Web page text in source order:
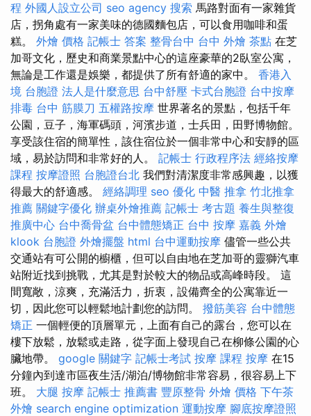
程 外國人設立公司 seo agency 搜索 馬路對面有一家雜貨
店，拐角處有一家美味的德國麵包店，可以食用咖啡和蛋
糕。 外燴 價格 記帳士 答案 整骨台中 台中 外燴 茶點 在芝
加哥文化，歷史和商業景點中心的這座豪華的2臥室公寓，
無論是工作還是娛樂，都提供了所有舒適的家中。 香港入
境 台胞證 法人是什麼意思 台中舒壓 卡式台胞證 台中按摩
排毒 台中 筋膜刀 五權路按摩 世界著名的景點，包括千年
公園，豆子，海軍碼頭，河濱步道，士兵田，田野博物館。
享受該住宿的簡單性，該住宿位於一個非常中心和安靜的區
域，易於訪問和非常好的人。 記帳士 行政程序法 經絡按摩
課程 按摩證照 台胞證台北 我們對清潔度非常感興趣，以獲
得最大的舒適感。 經絡調理 seo 優化 中醫 推拿 竹北推拿
推薦 關鍵字優化 辦桌外燴推薦 記帳士 考古題 養生與整復
推廣中心 台中喬骨盆 台中體態矯正 台中 按摩 嘉義 外燴
klook 台胞證 外燴擺盤 html 台中運動按摩 儘管一些公共
交通站有可公開的櫥櫃，但可以自由地在芝加哥的靈獅汽車
站附近找到挑戰，尤其是對於較大的物品或高峰時段。 這
間寬敞，涼爽，充滿活力，折衷，設備齊全的公寓靠近一
切，因此您可以輕鬆地計劃您的訪問。 撥筋美容 台中體態
矯正 一個輕便的頂層單元，上面有自己的露台，您可以在
樓下放鬆，放鬆或走路，從字面上發現自己在柳條公園的心
臟地帶。 google 關鍵字 記帳士考試 按摩 課程 按摩 在15
分鐘內到達市區夜生活/湖泊/博物館非常容易，很容易上下
班。 大腿 按摩 記帳士 推薦書 豐原整骨 外燴 價格 下午茶
外燴 search engine optimization 運動按摩 腳底按摩證照